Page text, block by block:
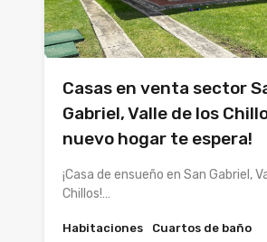
Casas en venta sector
Gabriel, Valle de los
nuevo hogar te espera!
¡Casa de ensueño en San Gabriel,
Chillos!…
Habitaciones Cuartos de baño